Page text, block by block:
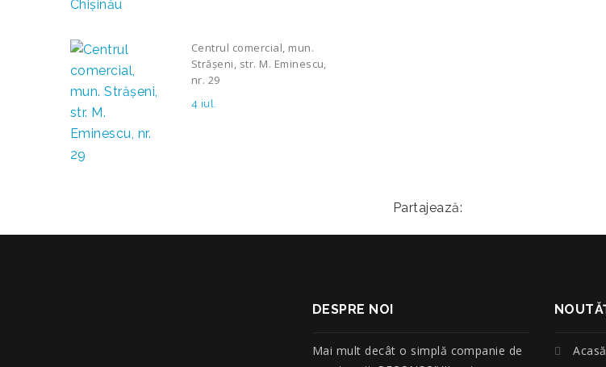
Centrul comercial, mun.
Strășeni, str. M. Eminescu,
nr. 29
4 iul.
Partajează:
DESPRE NOI
Mai mult decât o simplă companie de